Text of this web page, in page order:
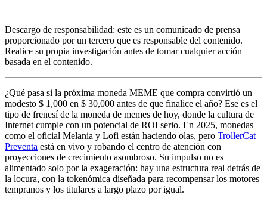
Descargo de responsabilidad: este es un comunicado de prensa
proporcionado por un tercero que es responsable del contenido.
Realice su propia investigación antes de tomar cualquier acción
basada en el contenido.
¿Qué pasa si la próxima moneda MEME que compra convirtió un
modesto $ 1,000 en $ 30,000 antes de que finalice el año? Ese es el
tipo de frenesí de la moneda de memes de hoy, donde la cultura de
Internet cumple con un potencial de ROI serio. En 2025, monedas
como el oficial Melania y Lofi están haciendo olas, pero TrollerCat
Preventa está en vivo y robando el centro de atención con
proyecciones de crecimiento asombroso. Su impulso no es
alimentado solo por la exageración: hay una estructura real detrás de
la locura, con la tokenómica diseñada para recompensar los motores
tempranos y los titulares a largo plazo por igual.